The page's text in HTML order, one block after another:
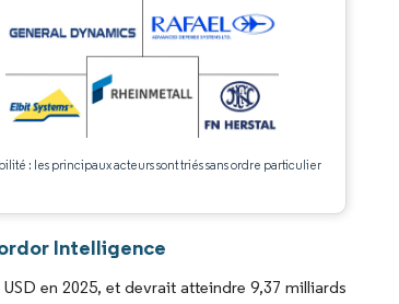
: les principaux acteurs sont triés sans ordre particulier
Intelligence
en 2025, et devrait atteindre 9,37 milliards